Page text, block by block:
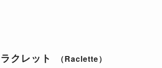
ラクレット （Raclette）